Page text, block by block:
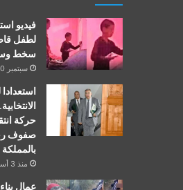
فيديو
لطفل
سخط
سبتمبر 20, 2020
حركة
صفوف
بالمملكة
منذ 3 أسابيع
عمال